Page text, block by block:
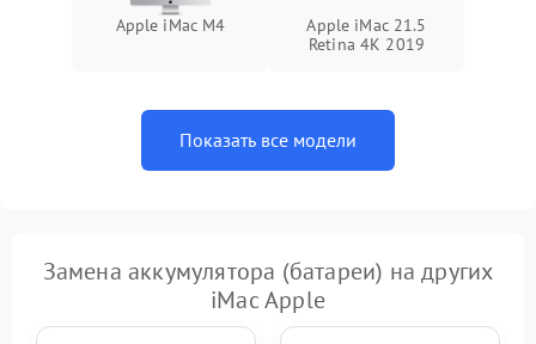
Неисправность BIOS
Apple iMac M4
Apple iMac 21.5
Retina 4K 2019
Показать все модели
Замена аккумулятора (батареи) на других
iMac Apple